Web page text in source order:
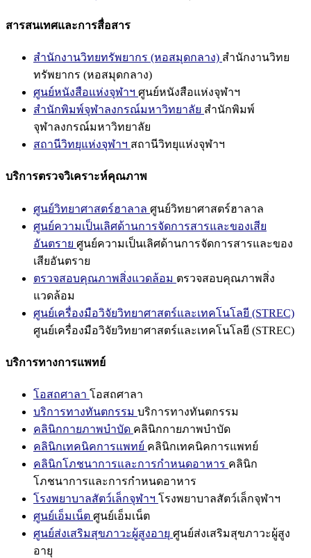
สารสนเทศและการสื่อสาร
สำนักงานวิทยทรัพยากร (หอสมุดกลาง) สำนักงานวิทย
ทรัพยากร (หอสมุดกลาง)
ศูนย์หนังสือแห่งจุฬาฯ ศูนย์หนังสือแห่งจุฬาฯ
สำนักพิมพ์จุฬาลงกรณ์มหาวิทยาลัย สำนักพิมพ์
จุฬาลงกรณ์มหาวิทยาลัย
สถานีวิทยุแห่งจุฬาฯ สถานีวิทยุแห่งจุฬาฯ
บริการตรวจวิเคราะห์คุณภาพ
ศูนย์วิทยาศาสตร์ฮาลาล ศูนย์วิทยาศาสตร์ฮาลาล
ศูนย์ความเป็นเลิศด้านการจัดการสารและของเสีย
อันตราย ศูนย์ความเป็นเลิศด้านการจัดการสารและของ
เสียอันตราย
ตรวจสอบคุณภาพสิ่งแวดล้อม ตรวจสอบคุณภาพสิ่ง
แวดล้อม
ศูนย์เครื่องมือวิจัยวิทยาศาสตร์และเทคโนโลยี (STREC)
ศูนย์เครื่องมือวิจัยวิทยาศาสตร์และเทคโนโลยี (STREC)
บริการทางการแพทย์
โอสถศาลา โอสถศาลา
บริการทางทันตกรรม บริการทางทันตกรรม
คลินิกกายภาพบำบัด คลินิกกายภาพบำบัด
คลินิกเทคนิคการแพทย์ คลินิกเทคนิคการแพทย์
คลินิกโภชนาการและการกำหนดอาหาร คลินิก
โภชนาการและการกำหนดอาหาร
โรงพยาบาลสัตว์เล็กจุฬาฯ โรงพยาบาลสัตว์เล็กจุฬาฯ
ศูนย์เอ็มเน็ต ศูนย์เอ็มเน็ต
ศูนย์ส่งเสริมสุขภาวะผู้สูงอายุ ศูนย์ส่งเสริมสุขภาวะผู้สูง
อายุ